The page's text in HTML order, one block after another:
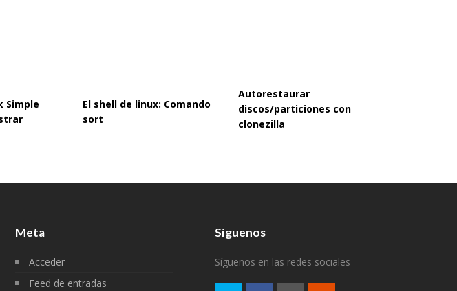
Simple
El shell de linux: Comando
sort
Autorestaurar
discos/particiones con
clonezilla
Meta
Acceder
Feed de entradas
Síguenos
Síguenos en las redes sociales